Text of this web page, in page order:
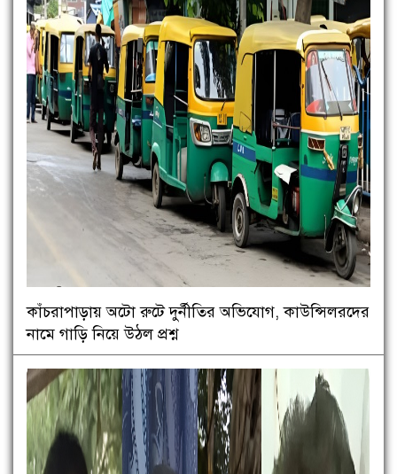
কাঁচরাপাড়ায় অটো রুটে দুর্নীতির অভিযোগ, কাউন্সিলরদের
নামে গাড়ি নিয়ে উঠল প্রশ্ন